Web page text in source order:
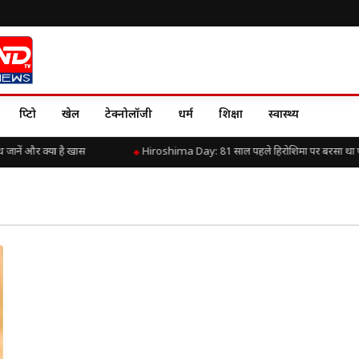
क्रिप्टो खेल टेक्नोलॉजी धर्म शिक्षा स्वास्थ्य
और क्या है खास Hiroshima Day: 81 साल पहले हिरोशिमा पर बरसा था